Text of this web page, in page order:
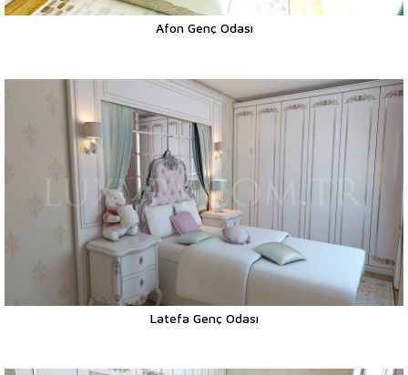
Afon Genç Odası
Latefa Genç Odası